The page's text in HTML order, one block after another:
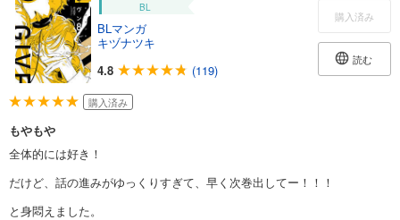
BL
BLマンガ
キヅナツキ
4.8
(119)
購入済み
読む
購入済み
もやもや
全体的には好き！
だけど、話の進みがゆっくりすぎて、早く次巻出してー！！！
と身悶えました。